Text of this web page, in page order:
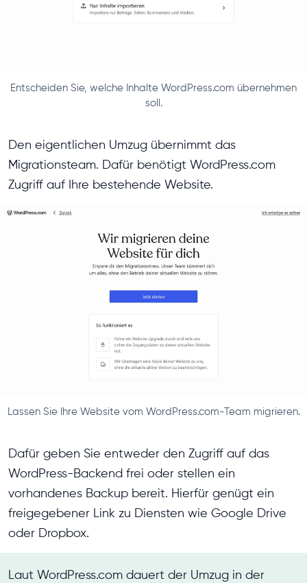
Entscheiden Sie, welche Inhalte WordPress.com übernehmen
soll.
Den eigentlichen Umzug übernimmt das
Migrationsteam. Dafür benötigt WordPress.com
Zugriff auf Ihre bestehende Website.
Lassen Sie Ihre Website vom WordPress.com-Team migrieren.
Dafür geben Sie entweder den Zugriff auf das
WordPress-Backend frei oder stellen ein
vorhandenes Backup bereit. Hierfür genügt ein
freigegebener Link zu Diensten wie Google Drive
oder Dropbox.
Laut WordPress.com dauert der Umzug in der